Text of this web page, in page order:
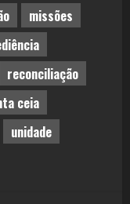
missões
reconciliação
ceia
unidade